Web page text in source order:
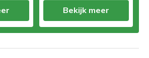
Bekijk meer